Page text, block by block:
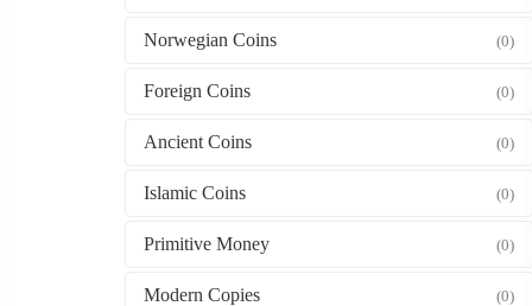
Norwegian Coins (0)
Foreign Coins (0)
Ancient Coins (0)
Islamic Coins (0)
Primitive Money (0)
Modern Copies (0)